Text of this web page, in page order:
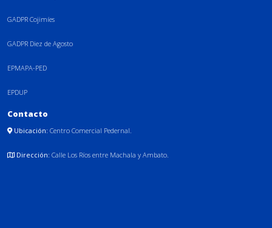
GADPR Cojimíes
GADPR Diez de Agosto
EPMAPA-PED
EPDUP
Contacto
Ubicación: Centro Comercial Pedernal.
Dirección: Calle Los Ríos entre Machala y Ambato.